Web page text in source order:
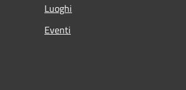
Luoghi
Eventi